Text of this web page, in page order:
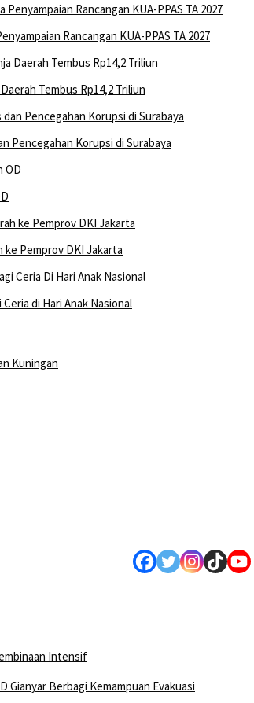
Rancangan KUA-PPAS TA 2027
Tembus Rp14,2 Triliun
Pencegahan Korupsi di Surabaya
ke Pemprov DKI Jakarta
di Hari Anak Nasional